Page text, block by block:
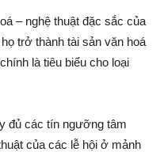
– nghệ thuật đặc sắc của
trở thành tài sản văn hoá
là tiêu biểu cho loại
đủ các tín ngưỡng tâm
của các lễ hội ở mảnh